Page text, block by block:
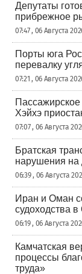
Депутаты
прибрежное
07:47 , 06 Августа
Порты юга
перевалку
07:21 , 06 Августа
Хэйхэ
07:07 , 06 Августа
Братская
нарушения на
06:39 , 06 Августа
Иран и Оман
судоходства
06:19 , 06 Августа
Камчатская
процессы
труда»